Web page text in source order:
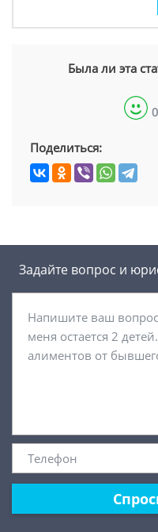
Была ли эта
0
Поделиться:
Задайте вопрос и